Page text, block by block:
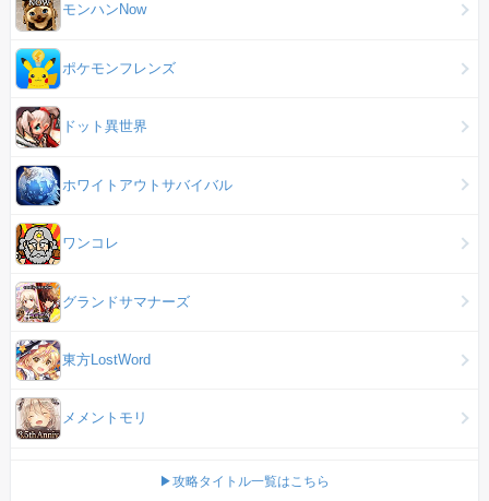
モンハンNow
ポケモンフレンズ
ドット異世界
ホワイトアウトサバイバル
ワンコレ
グランドサマナーズ
東方LostWord
メメントモリ
▶攻略タイトル一覧はこちら